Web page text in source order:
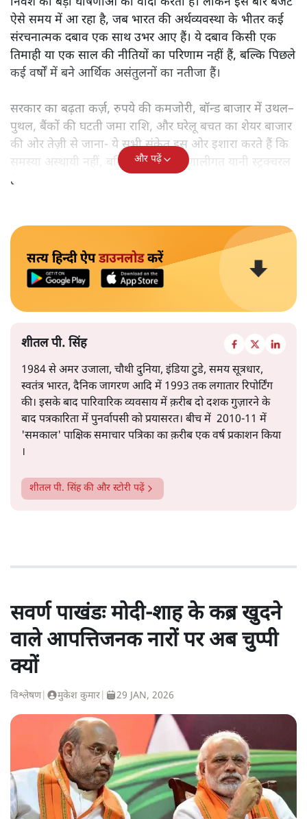
ऐसे समय में आ रहा है, जब भारत की अर्थव्यवस्था के भीतर कई
संरचनात्मक दबाव एक साथ उभर आए हैं। ये दबाव किसी एक
तिमाही या एक साल की नीतियों का परिणाम नहीं हैं, बल्कि पिछले
कई वर्षों में बने आर्थिक असंतुलनों का नतीजा हैं।
सरकार का बढ़ता कर्ज़, रुपये की कमजोरी, बॉन्ड बाजार में उथल–
पुथल, बैंकों की घटती जमा राशि, और घरेलू बचत का शेयर बाजार
की ओर तेज़ी से जाना- ये सभी संकेत इस ओर इशारा करते हैं कि
समस्या अस्थायी नहीं, बल्कि गहरी और प्रणालीगत यानी स्ट्रक्चरल
है।
और पढ़ें
सत्य हिन्दी ऐपडाउनलोडकरें
शीतल पी. सिंह
1984 से अमर उजाला, चौथी दुनिया, इंडिया टुडे, समय सूत्रधार,
स्वतंत्र भारत, दैनिक जागरण आदि में 1993 तक लगातार रिपोर्टिंग
की। इसके बाद पारिवारिक व्यवसाय में क़रीब दो दशक गुज़ारने के
बाद पत्रकारिता में पुनर्वापसी को प्रयासरत। बीच में 2010-11 में
'समकाल' पाक्षिक समाचार पत्रिका का क़रीब एक वर्ष प्रकाशन किया
।
शीतल पी. सिंहकी और स्टोरी पढ़ें
सवर्ण पाखंडः मोदी-शाह के कब्र खुदने
वाले आपत्तिजनक नारों पर अब चुप्पी
क्यों
विश्लेषण| मुकेश कुमार 29 JAN, 2026